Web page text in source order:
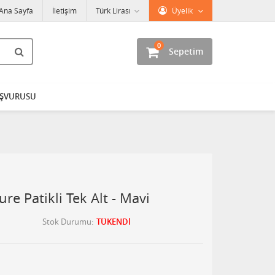
Üyelik
Türk Lirası
Sayfa İletişim
Sepetim
0
Patikli Tek Alt - Mavi
Stok Durumu TÜKENDİ